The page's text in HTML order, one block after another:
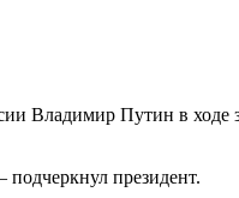
Владимир Путин в ходе
подчеркнул президент.